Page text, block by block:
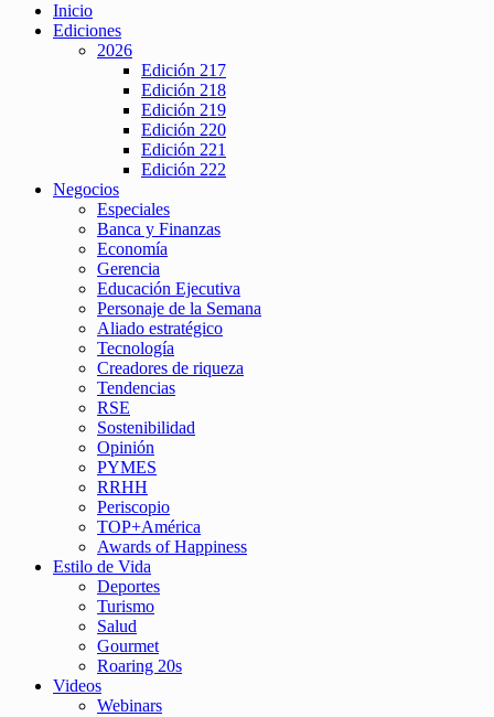
Inicio
Ediciones
2026
Edición 217
Edición 218
Edición 219
Edición 220
Edición 221
Edición 222
Negocios
Especiales
Banca y Finanzas
Economía
Gerencia
Educación Ejecutiva
Personaje de la Semana
Aliado estratégico
Tecnología
Creadores de riqueza
Tendencias
RSE
Sostenibilidad
Opinión
PYMES
RRHH
Periscopio
TOP+América
Awards of Happiness
Estilo de Vida
Deportes
Turismo
Salud
Gourmet
Roaring 20s
Videos
Webinars